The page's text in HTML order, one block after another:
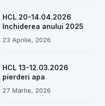
HCL 20-14.04.2026
închiderea anului 2025
23 Aprilie, 2026
HCL 13-12.03.2026
pierderi apa
27 Martie, 2026